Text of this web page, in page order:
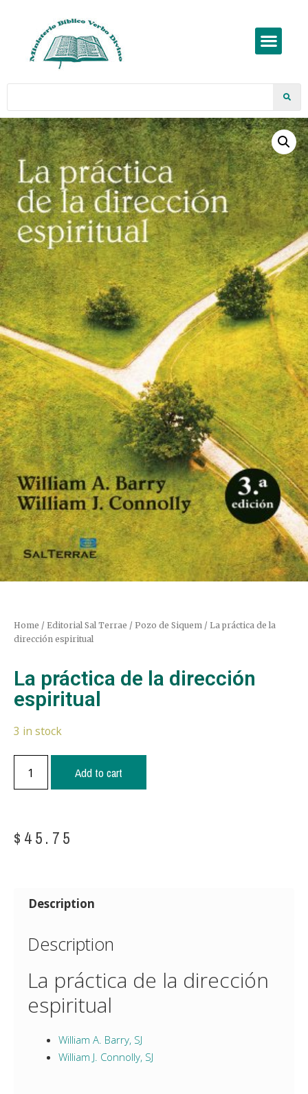
Home / Editorial Sal Terrae / Pozo de Siquem / La práctica de la
dirección espiritual
La práctica de la dirección
espiritual
3 in stock
Add to cart
$ 45.75
Description
Description
La práctica de la dirección
espiritual
William A. Barry, SJ
William J. Connolly, SJ